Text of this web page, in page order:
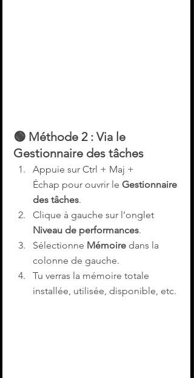
🟢 Méthode 2 : Via le
Gestionnaire des tâches
Appuie sur Ctrl + Maj +
Échap pour ouvrir le Gestionnaire
des tâches.
Clique à gauche sur l’onglet
Niveau de performances.
Sélectionne Mémoire dans la
colonne de gauche.
Tu verras la mémoire totale
installée, utilisée, disponible, etc.